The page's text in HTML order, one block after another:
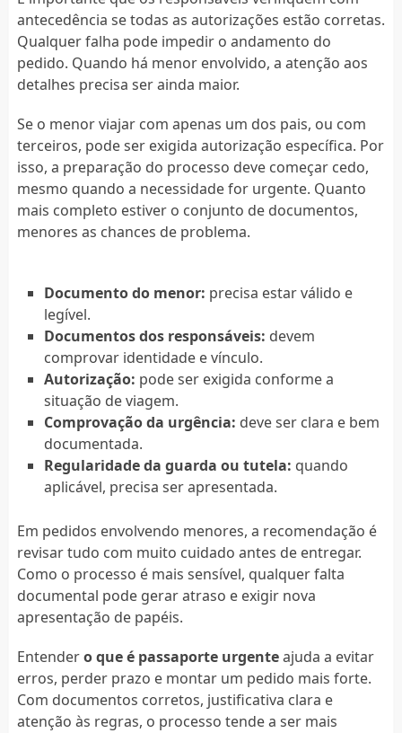
antecedência se todas as autorizações estão corretas.
Qualquer falha pode impedir o andamento do
pedido. Quando há menor envolvido, a atenção aos
detalhes precisa ser ainda maior.
Se o menor viajar com apenas um dos pais, ou com
terceiros, pode ser exigida autorização específica. Por
isso, a preparação do processo deve começar cedo,
mesmo quando a necessidade for urgente. Quanto
mais completo estiver o conjunto de documentos,
menores as chances de problema.
Documento do menor: precisa estar válido e
legível.
Documentos dos responsáveis: devem
comprovar identidade e vínculo.
Autorização: pode ser exigida conforme a
situação de viagem.
Comprovação da urgência: deve ser clara e bem
documentada.
Regularidade da guarda ou tutela: quando
aplicável, precisa ser apresentada.
Em pedidos envolvendo menores, a recomendação é
revisar tudo com muito cuidado antes de entregar.
Como o processo é mais sensível, qualquer falta
documental pode gerar atraso e exigir nova
apresentação de papéis.
Entendero que é passaporte urgenteajuda a evitar
erros, perder prazo e montar um pedido mais forte.
Com documentos corretos, justificativa clara e
atenção às regras, o processo tende a ser mais